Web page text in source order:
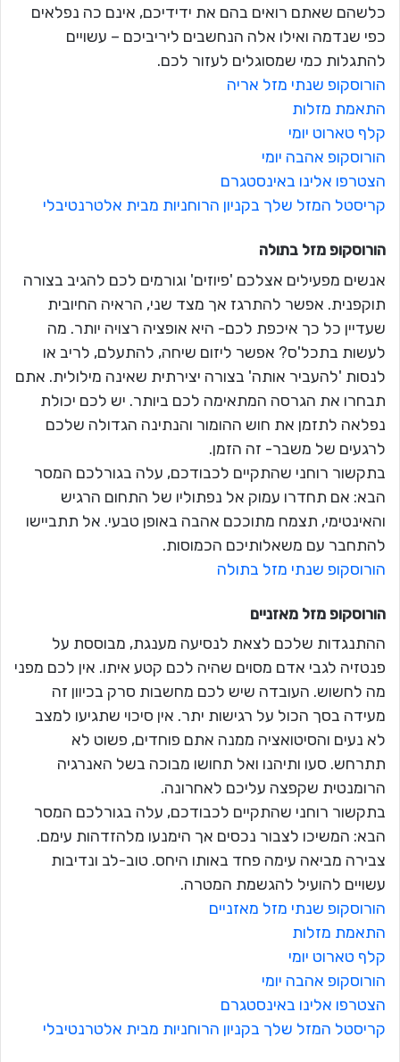
כלשהם שאתם רואים בהם את ידידיכם, אינם כה נפלאים
כפי שנדמה ואילו אלה הנחשבים ליריביכם – עשויים
להתגלות כמי שמסוגלים לעזור לכם.
הורוסקופ שנתי מזל אריה
התאמת מזלות
קלף טארוט יומי
הורוסקופ אהבה יומי
הצטרפו אלינו באינסטגרם
קריסטל המזל שלך בקניון הרוחניות מבית אלטרנטיבלי
הורוסקופ מזל בתולה
אנשים מפעילים אצלכם 'פיוזים' וגורמים לכם להגיב בצורה
תוקפנית. אפשר להתרגז אך מצד שני, הראיה החיובית
שעדיין כל כך איכפת לכם- היא אופציה רצויה יותר. מה
לעשות בתכל'ס? אפשר ליזום שיחה, להתעלם, לריב או
לנסות 'להעביר אותה' בצורה יצירתית שאינה מילולית. אתם
תבחרו את הגרסה המתאימה לכם ביותר. יש לכם יכולת
נפלאה לתזמן את חוש ההומור והנתינה הגדולה שלכם
לרגעים של משבר- זה הזמן.
בתקשור רוחני שהתקיים לכבודכם, עלה בגורלכם המסר
הבא: אם תחדרו עמוק אל נפתוליו של התחום הרגיש
והאינטימי, תצמח מתוככם אהבה באופן טבעי. אל תתביישו
להתחבר עם משאלותיכם הכמוסות.
הורוסקופ שנתי מזל בתולה
הורוסקופ מזל מאזניים
ההתנגדות שלכם לצאת לנסיעה מענגת, מבוססת על
פנטזיה לגבי אדם מסוים שהיה לכם קטע איתו. אין לכם מפני
מה לחשוש. העובדה שיש לכם מחשבות סרק בכיוון זה
מעידה בסך הכול על רגישות יתר. אין סיכוי שתגיעו למצב
לא נעים והסיטואציה ממנה אתם פוחדים, פשוט לא
תתרחש. סעו ותיהנו ואל תחושו מבוכה בשל האנרגיה
הרומנטית שקפצה עליכם לאחרונה.
בתקשור רוחני שהתקיים לכבודכם, עלה בגורלכם המסר
הבא: המשיכו לצבור נכסים אך הימנעו מלהזדהות עימם.
צבירה מביאה עימה פחד באותו היחס. טוב-לב ונדיבות
עשויים להועיל להגשמת המטרה.
הורוסקופ שנתי מזל מאזניים
התאמת מזלות
קלף טארוט יומי
הורוסקופ אהבה יומי
הצטרפו אלינו באינסטגרם
קריסטל המזל שלך בקניון הרוחניות מבית אלטרנטיבלי